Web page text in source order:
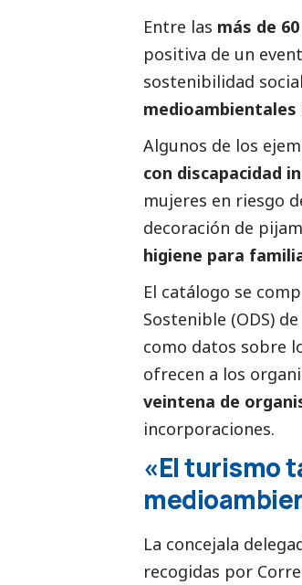
Entre las más de
positiva de un
sostenibilidad social
Algunos de los
con discapacidad
mujeres en riesgo
decoración de
higiene para
El catálogo se
Sostenible (ODS)
como datos sobre
ofrecen a los
veintena de
incorporaciones.
«El turismo
La concejala
recogidas por